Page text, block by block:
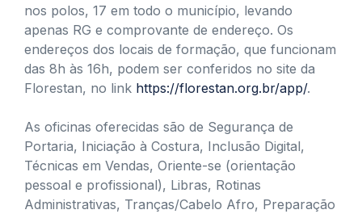
nos polos, 17 em todo o município, levando
apenas RG e comprovante de endereço. Os
endereços dos locais de formação, que funcionam
das 8h às 16h, podem ser conferidos no site da
Florestan, no link https://florestan.org.br/app/.
As oficinas oferecidas são de Segurança de
Portaria, Iniciação à Costura, Inclusão Digital,
Técnicas em Vendas, Oriente-se (orientação
pessoal e profissional), Libras, Rotinas
Administrativas, Tranças/Cabelo Afro, Preparação